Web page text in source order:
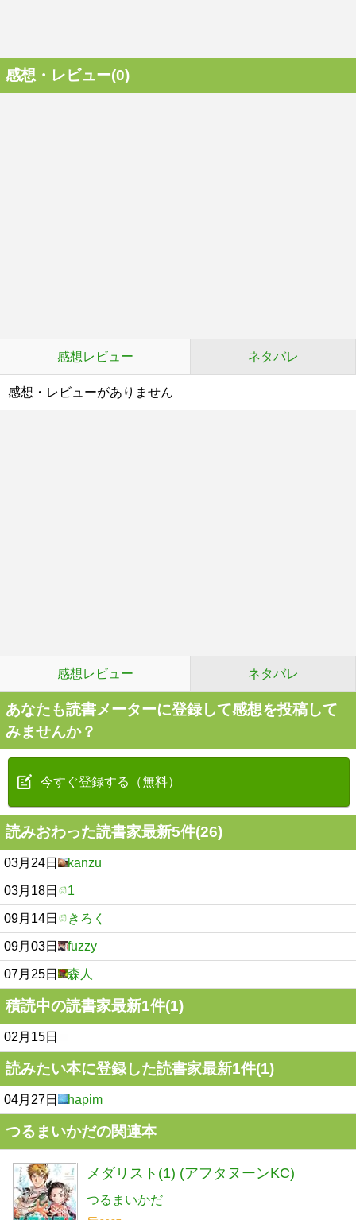
感想・レビュー(0)
感想レビュー ネタバレ
感想・レビューがありません
感想レビュー ネタバレ
あなたも読書メーターに登録して感想を投稿して
みませんか？
今すぐ登録する（無料）
読みおわった読書家最新5件(26)
03月24日 kanzu
03月18日 1
09月14日 きろく
09月03日 fuzzy
07月25日 森人
積読中の読書家最新1件(1)
02月15日
読みたい本に登録した読書家最新1件(1)
04月27日 hapim
つるまいかだの関連本
メダリスト(1) (アフタヌーンKC)
つるまいかだ